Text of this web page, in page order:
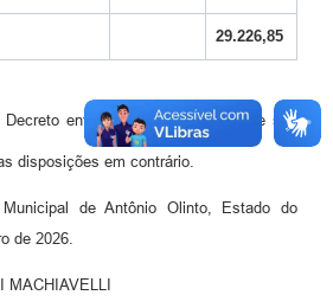
municipal
29.226,85
entrará em vigor na data de sua
disposições em contrário.
de Antônio Olinto, Estado do
de 2026.
MACHIAVELLI